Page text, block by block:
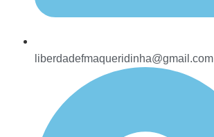
liberdadefmaqueridinha@gmail.com